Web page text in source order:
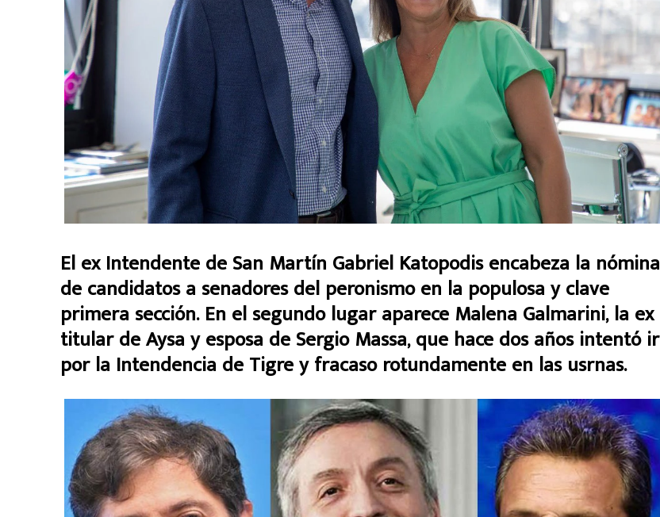
El ex Intendente de San Martín Gabriel Katopodis encabeza la nómina
de candidatos a senadores del peronismo en la populosa y clave
primera sección. En el segundo lugar aparece Malena Galmarini, la ex
titular de Aysa y esposa de Sergio Massa, que hace dos años intentó ir
por la Intendencia de Tigre y fracaso rotundamente en las usrnas.